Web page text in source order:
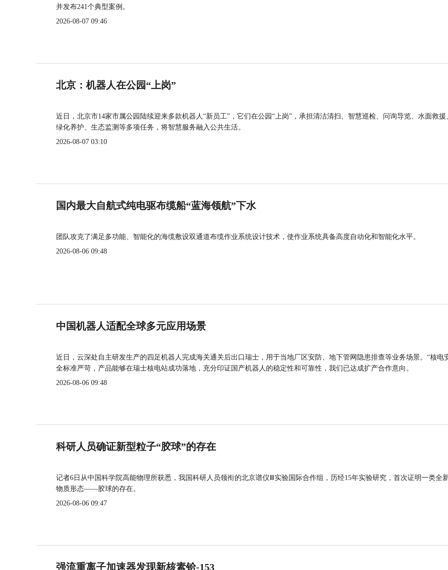
并发布241个典型案例。
2026-08-07 09:46
北京：机器人在公园“上岗”
近日，北京市14家市属公园陆续迎来多款机器人“新员工”，它们在公园“上岗”，承担清洁清扫、智慧巡检、问询导览、水面救援
绿化养护、生态监测等多项任务，将智慧服务融入公共生活。
2026-08-07 03:10
国内最大自航式纯电驱布缆船“蓝海领航”下水
团队攻克了满足多功能、智能化的海缆敷设双通道布缆作业系统设计技术，使作业系统具备高度自动化和智能化水平。
2026-08-06 09:48
中国机器人适配全球多元应用场景
近日，云深处自主研发生产的四足机器人完成海关通关后出口瑞士，用于当地厂区安防、地下管网隐患排查等业务场景。“核电
全标准严苛，产品能够在瑞士核电站成功落地，充分印证国产机器人的稳定性和可靠性，我们已达成扩产合作意向。
2026-08-06 09:48
科研人员确证新型粒子“胶球”的存在
记者6日从中国科学院高能物理所获悉，我国科研人员领衔的北京谱仪Ⅲ实验国际合作组，历经15年实验研究，首次证明一类全
物质形态——胶球的存在。
2026-08-06 09:47
强流重离子加速器发现新核素铪-153